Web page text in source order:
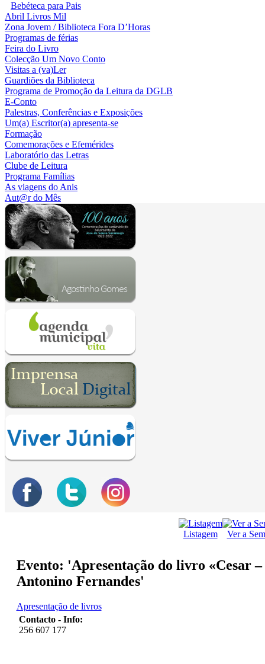
Bebéteca para Pais
Abril Livros Mil
Zona Jovem / Biblioteca Fora D’Horas
Programas de férias
Feira do Livro
Colecção Um Novo Conto
Visitas a (va)Ler
Guardiões da Biblioteca
Programa de Promoção da Leitura da DGLB
E-Conto
Palestras, Conferências e Exposições
Um(a) Escritor(a) apresenta-se
Formação
Comemorações e Efemérides
Laboratório das Letras
Clube de Leitura
Programa Famílias
As viagens do Anis
Aut@r do Mês
Listagem Ver a
Evento: 'Apresentação do livro «Cesar
Antonino Fernandes'
Apresentação de livros
Contacto - Info:
256 607 177